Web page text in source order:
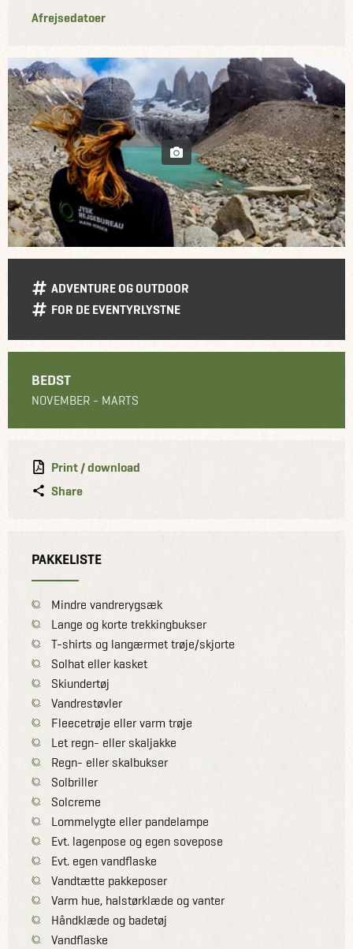
Afrejsedatoer
ADVENTURE OG OUTDOOR
FOR DE EVENTYRLYSTNE
BEDST
NOVEMBER - MARTS
Print / download
Share
PAKKELISTE
Mindre vandrerygsæk
Lange og korte trekkingbukser
T-shirts og langærmet trøje/skjorte
Solhat eller kasket
Skiundertøj
Vandrestøvler
Fleecetrøje eller varm trøje
Let regn- eller skaljakke
Regn- eller skalbukser
Solbriller
Solcreme
Lommelygte eller pandelampe
Evt. lagenpose og egen sovepose
Evt. egen vandflaske
Vandtætte pakkeposer
Varm hue, halstørklæde og vanter
Håndklæde og badetøj
Vandflaske